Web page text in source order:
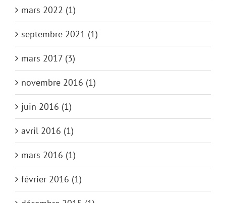
mars 2022 (1)
septembre 2021 (1)
mars 2017 (3)
novembre 2016 (1)
juin 2016 (1)
avril 2016 (1)
mars 2016 (1)
février 2016 (1)